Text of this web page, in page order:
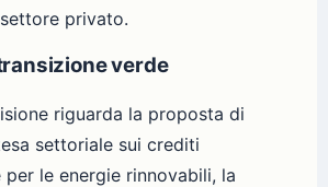
privato.
verde
riguarda la proposta di
settoriale sui crediti
le energie rinnovabili, la